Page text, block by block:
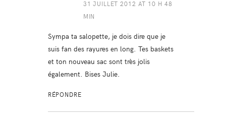
31 JUILLET 2012 AT 10 H 48
MIN
Sympa ta salopette, je dois dire que je
suis fan des rayures en long. Tes baskets
et ton nouveau sac sont très jolis
également. Bises Julie.
RÉPONDRE